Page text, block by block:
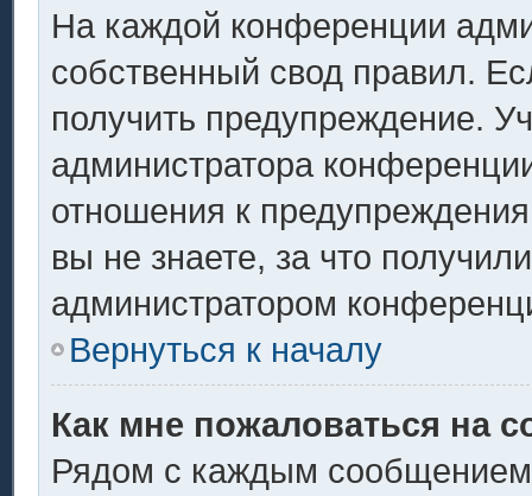
На каждой конференции
собственный свод правил.
получить предупреждение.
администратора
отношения к
вы не знаете, за что
администратором
Вернуться к началу
Как мне пожаловаться на
Рядом с каждым сообщением